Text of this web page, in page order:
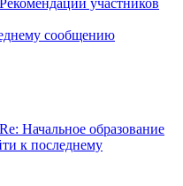
Рекомендации участников
сообщению
Re: Начальное образование
к последнему